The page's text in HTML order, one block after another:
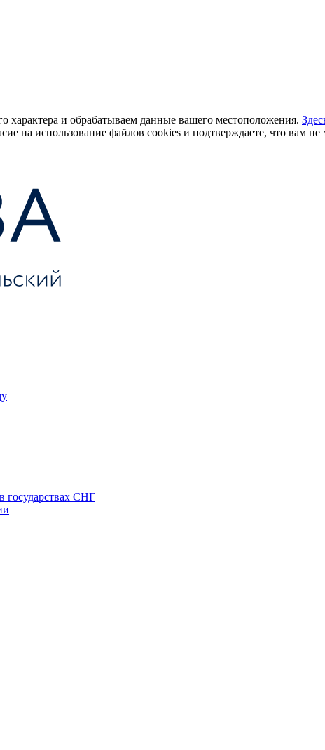
и обрабатываем данные вашего местоположения.
на использование файлов cookies и подтверждаете, что вам не
государствах СНГ